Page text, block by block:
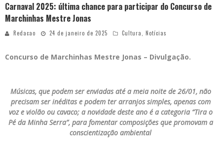
Carnaval 2025: última chance para participar do Concurso de
Marchinhas Mestre Jonas
Redacao 24 de janeiro de 2025 Cultura, Notícias
Concurso de Marchinhas Mestre Jonas – Divulgação.
Músicas, que podem ser enviadas até a meia noite de 26/01, não
precisam ser inéditas e podem ter arranjos simples, apenas com
voz e violão ou cavaco; a novidade deste ano é a categoria “Tira o
Pé da Minha Serra”, para fomentar composições que promovam a
conscientização ambiental